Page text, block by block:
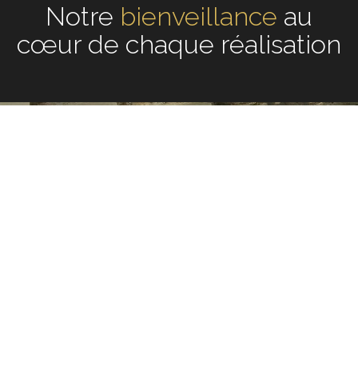
Notreécouteau cœur de
chaque réalisation